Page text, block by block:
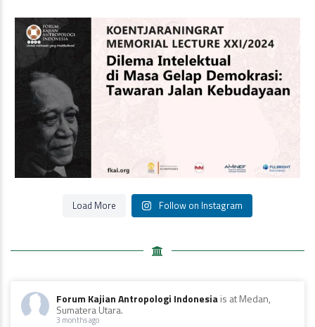
Oleh Prof Dr. Sulistyowati Irianto
Saat ini ...
Load More Follow on Instagram
Forum Kajian Antropologi Indonesiais at Medan,
Sumatera Utara.
3 months ago